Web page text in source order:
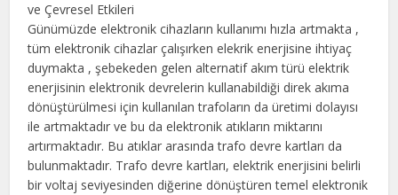
ve Çevresel Etkileri
Günümüzde elektronik cihazların kullanımı hızla artmakta ,
tüm elektronik cihazlar çalışırken elekrik enerjisine ihtiyaç
duymakta , şebekeden gelen alternatif akım türü elektrik
enerjisinin elektronik devrelerin kullanabildiği direk akıma
dönüştürülmesi için kullanılan trafoların da üretimi dolayısı
ile artmaktadır ve bu da elektronik atıkların miktarını
artırmaktadır. Bu atıklar arasında trafo devre kartları da
bulunmaktadır. Trafo devre kartları, elektrik enerjisini belirli
bir voltaj seviyesinden diğerine dönüştüren temel elektronik